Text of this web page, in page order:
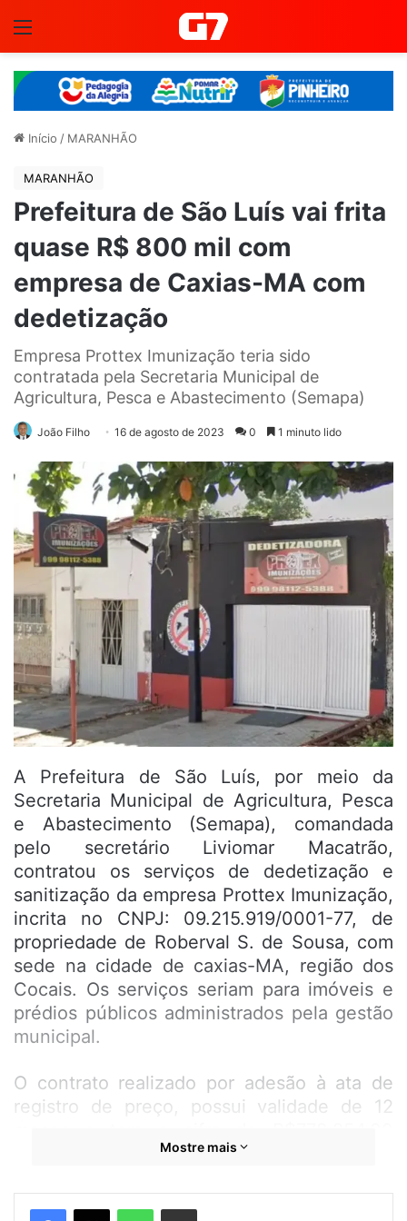
Início / MARANHÃO
MARANHÃO
Prefeitura de São Luís vai frita
quase R$ 800 mil com
empresa de Caxias-MA com
dedetização
Empresa Prottex Imunização teria sido
contratada pela Secretaria Municipal de
Agricultura, Pesca e Abastecimento (Semapa)
João Filho 16 de agosto de 2023 0 1 minuto lido
A Prefeitura de São Luís, por meio da
Secretaria Municipal de Agricultura, Pesca
e Abastecimento (Semapa), comandada
pelo secretário Liviomar Macatrão,
contratou os serviços de dedetização e
sanitização da empresa Prottex Imunização,
incrita no CNPJ: 09.215.919/0001-77, de
propriedade de Roberval S. de Sousa, com
sede na cidade de caxias-MA, região dos
Cocais. Os serviços seriam para imóveis e
prédios públicos administrados pela gestão
municipal.
O contrato realizado por adesão à ata de
registro de preço, possui validade de 12
(setecentos e setenta e oito mil, duzentos e
Mostre mais